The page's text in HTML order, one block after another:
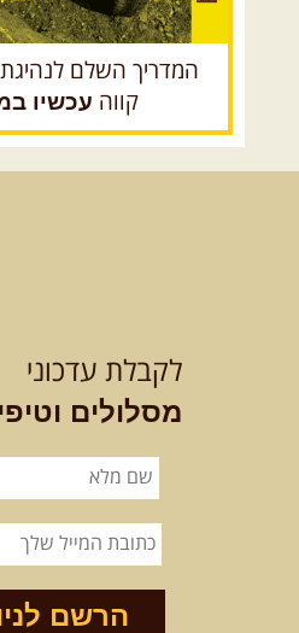
המדריך השלם
קווה עכשיו
לקבלת עדכוני
מסלולים
הרשם